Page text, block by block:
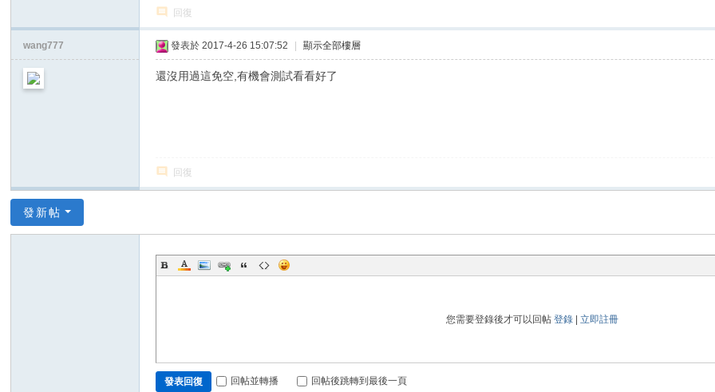
回復
wang777 發表於 2017-4-26 15:07:52 顯示全部樓層
還沒用過這免空,有機會測試看看好了
回復
發新帖
您需要登錄後才可以回帖登錄 |立即註冊
發表回復 回帖並轉播 回帖後跳轉到最後一頁